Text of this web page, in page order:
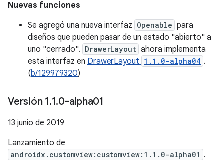
Nuevas funciones
Se agregó una nueva interfaz Openable para
diseños que pueden pasar de un estado "abierto" a
uno "cerrado". DrawerLayout ahora implementa
esta interfaz en DrawerLayout 1.1.0-alpha04 .
(b/129979320)
Versión 1.1.0-alpha01
13 junio de 2019
Lanzamiento de
androidx.customview:customview:1.1.0-alpha01 .